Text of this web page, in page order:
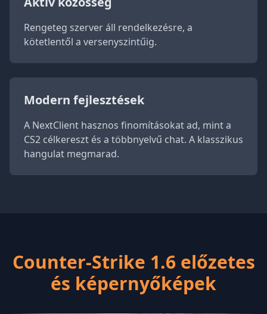
Rengeteg szerver áll rendelkezésre, a
kötetlentől a versenyszintűig.
Modern fejlesztések
A NextClient hasznos finomításokat ad, mint a
CS2 célkereszt és a többnyelvű chat. A klasszikus
hangulat megmarad.
Counter-Strike 1.6 előzetes
és képernyőképek